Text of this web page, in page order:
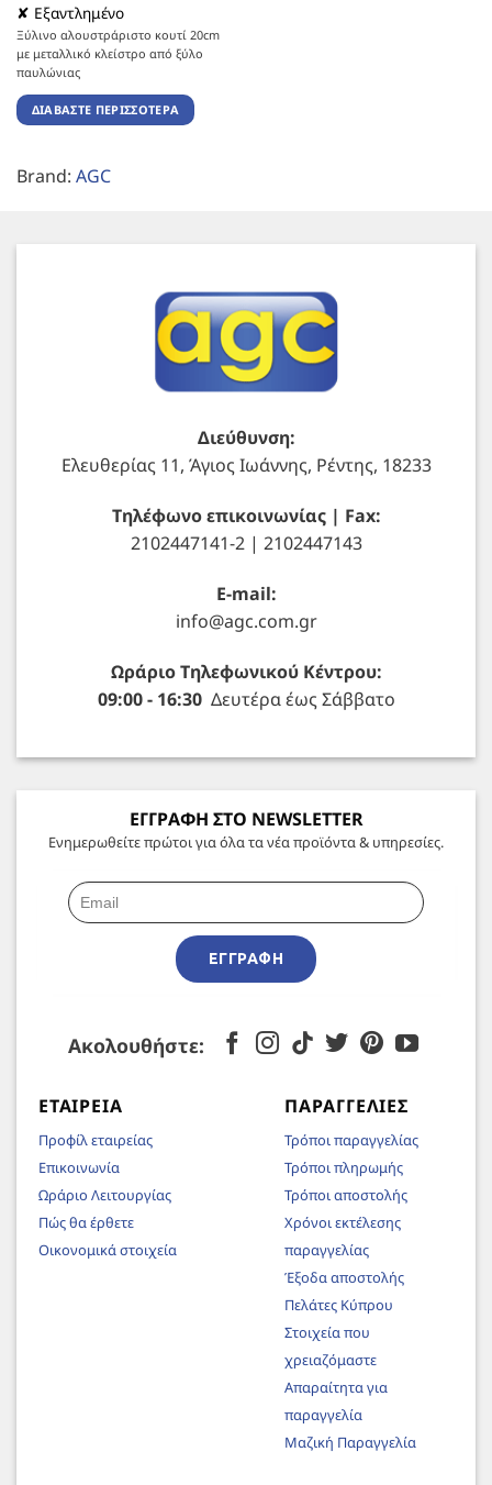
✘ Εξαντλημένο
Ξύλινο αλουστράριστο κουτί 20cm
με μεταλλικό κλείστρο από ξύλο
παυλώνιας
ΔΙΑΒΆΣΤΕ ΠΕΡΙΣΣΌΤΕΡΑ
Brand: AGC
Διεύθυνση:
Ελευθερίας 11, Άγιος Ιωάννης, Ρέντης, 18233
Τηλέφωνο επικοινωνίας | Fax:
2102447141-2 | 2102447143
E-mail:
info@agc.com.gr
Ωράριο Τηλεφωνικού Κέντρου:
09:00 - 16:30Δευτέρα έως Σάββατο
ΕΓΓΡΑΦΗ ΣΤΟ NEWSLETTER
Ενημερωθείτε πρώτοι για όλα τα νέα προϊόντα & υπηρεσίες.
ΕΓΓΡΑΦΉ
Ακολουθήστε:
ΕΤΑΙΡΕΊΑ
Προφίλ εταιρείας
Επικοινωνία
Ωράριο Λειτουργίας
Πώς θα έρθετε
Οικονομικά στοιχεία
ΠΑΡΑΓΓΕΛΊΕΣ
Τρόποι παραγγελίας
Τρόποι πληρωμής
Τρόποι αποστολής
Χρόνοι εκτέλεσης
παραγγελίας
Έξοδα αποστολής
Πελάτες Κύπρου
Στοιχεία που
χρειαζόμαστε
Απαραίτητα για
παραγγελία
Μαζική Παραγγελία